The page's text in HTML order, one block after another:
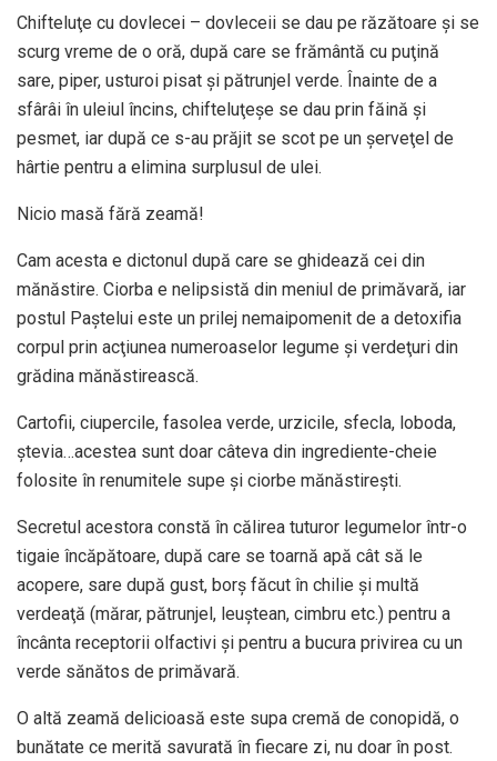
Chifteluţe cu dovlecei – dovleceii se dau pe răzătoare şi se
scurg vreme de o oră, după care se frământă cu puţină
sare, piper, usturoi pisat şi pătrunjel verde. Înainte de a
sfârâi în uleiul încins, chifteluţeşe se dau prin făină şi
pesmet, iar după ce s-au prăjit se scot pe un şerveţel de
hârtie pentru a elimina surplusul de ulei.
Nicio masă fără zeamă!
Cam acesta e dictonul după care se ghidează cei din
mănăstire. Ciorba e nelipsistă din meniul de primăvară, iar
postul Paştelui este un prilej nemaipomenit de a detoxifia
corpul prin acţiunea numeroaselor legume şi verdeţuri din
grădina mănăstirească.
Cartofii, ciupercile, fasolea verde, urzicile, sfecla, loboda,
ştevia…acestea sunt doar câteva din ingrediente-cheie
folosite în renumitele supe şi ciorbe mănăstireşti.
Secretul acestora constă în călirea tuturor legumelor într-o
tigaie încăpătoare, după care se toarnă apă cât să le
acopere, sare după gust, borş făcut în chilie şi multă
verdeaţă (mărar, pătrunjel, leuştean, cimbru etc.) pentru a
încânta receptorii olfactivi şi pentru a bucura privirea cu un
verde sănătos de primăvară.
O altă zeamă delicioasă este supa cremă de conopidă, o
bunătate ce merită savurată în fiecare zi, nu doar în post.